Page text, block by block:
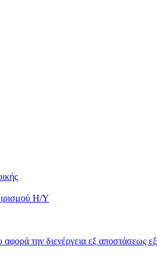
Η/Υ
την διενέργεια εξ αποστάσεως